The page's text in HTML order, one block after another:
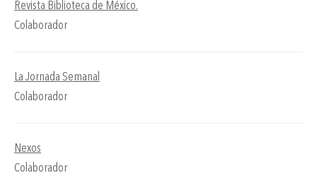
Revista Biblioteca de México.
Colaborador
La Jornada Semanal
Colaborador
Nexos
Colaborador